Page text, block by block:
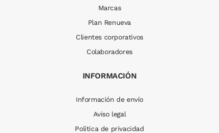
Marcas
Plan Renueva
Clientes corporativos
Colaboradores
INFORMACIÓN
Información de envío
Aviso legal
Política de privacidad